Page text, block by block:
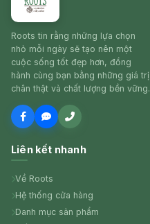
Roots tin rằng những lựa chọn
nhỏ mỗi ngày sẽ tạo nên một
cuộc sống tốt đẹp hơn, đồng
hành cùng bạn bằng những giá trị
chân thật và chất lượng bền vững.
Liên kết nhanh
Về Roots
Hệ thống cửa hàng
Danh mục sản phẩm